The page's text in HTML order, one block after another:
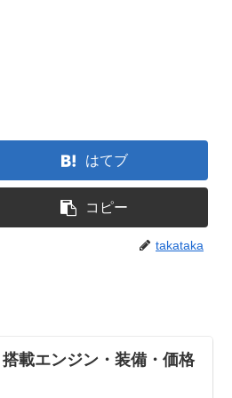
はてブ
コピー
takataka
載エンジン・装備・価格